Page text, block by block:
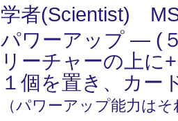
学者(Scientist)
パワーアップ ― (
リーチャーの上に
１個を置き、カー
（パワーアップ能力は